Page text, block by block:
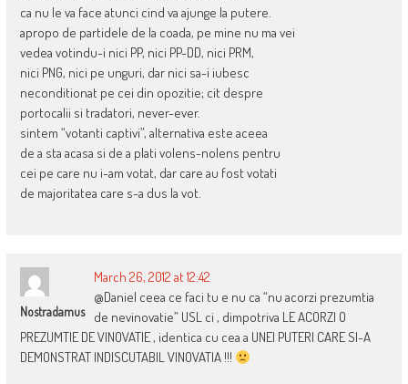
ca nu le va face atunci cind va ajunge la putere.
apropo de partidele de la coada, pe mine nu ma vei
vedea votindu-i nici PP, nici PP-DD, nici PRM,
nici PNG, nici pe unguri, dar nici sa-i iubesc
neconditionat pe cei din opozitie; cit despre
portocalii si tradatori, never-ever.
sintem “votanti captivi”, alternativa este aceea
de a sta acasa si de a plati volens-nolens pentru
cei pe care nu i-am votat, dar care au fost votati
de majoritatea care s-a dus la vot.
Nostradamus
March 26, 2012 at 12:42
@Daniel ceea ce faci tu e nu ca “nu acorzi prezumtia
de nevinovatie” USL ci , dimpotriva LE ACORZI O
PREZUMTIE DE VINOVATIE , identica cu cea a UNEI PUTERI CARE SI-A
DEMONSTRAT INDISCUTABIL VINOVATIA !!!